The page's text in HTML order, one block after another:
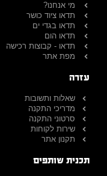
מי אנחנו?
תדאו ציוד כושר
תדאו בגדי ים
תדאו הום
תדאו - קבוצות רכישה
מפת אתר
עזרה
שאלות ותשובות
מדריכי התקנה
סרטוני התקנה
שירות לקוחות
תקנון אתר
תכנית שותפים